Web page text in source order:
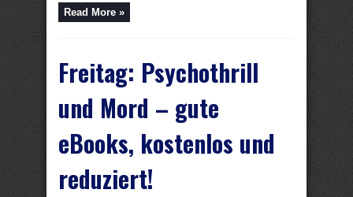
Read More »
Freitag: Psychothrill
und Mord – gute
eBooks, kostenlos und
reduziert!